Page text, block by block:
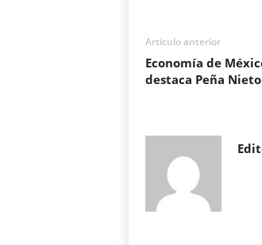
Artículo anterior
Economía de
destaca Peña Nieto